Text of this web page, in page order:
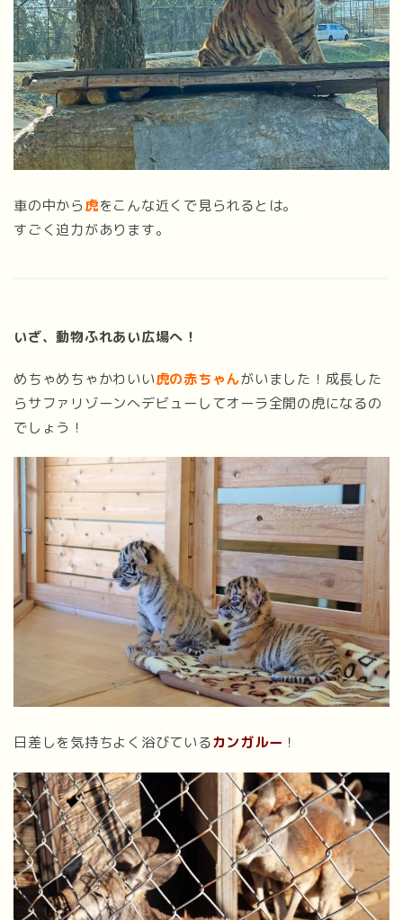
車の中から虎をこんな近くで見られるとは。
すごく迫力があります。
いざ、動物ふれあい広場へ！
めちゃめちゃかわいい虎の赤ちゃんがいました！成長した
らサファリゾーンへデビューしてオーラ全開の虎になるの
でしょう！
日差しを気持ちよく浴びているカンガルー ！